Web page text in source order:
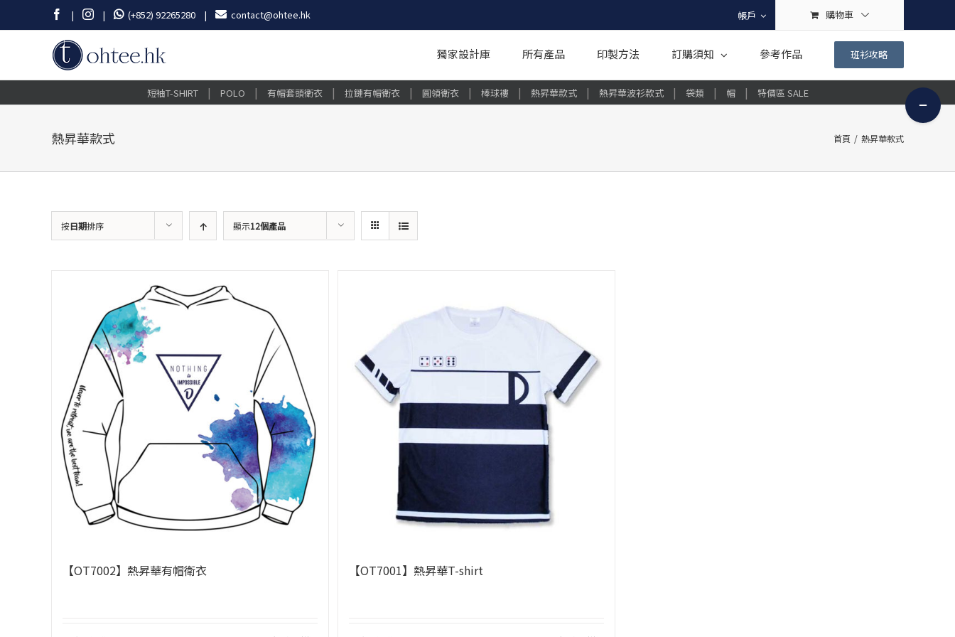
| | (+852) 92265280 | contact@ohtee.hk 帳戶 購物車
獨家設計庫 所有產品 印製方法 訂購須知 參考作品 班衫攻略
Toggle
Sliding
Bar
短袖T-SHIRT | POLO | 有帽套頭衛衣 | 拉鏈有帽衛衣 | 圓領衛衣 | 棒球褸 | 熱昇華款式 | 熱昇華波衫款式 | 袋類 | 帽 | 特價區 SALE
熱昇華款式 首頁 / 熱昇華款式
按日期排序 顯示12個產品
【OT7002】熱昇華有帽衛衣 【OT7001】熱昇華T-shirt